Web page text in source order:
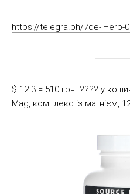
https://telegra.ph/7de-iHerb-
$ 12.3 = 510 грн. ????️ у
Mag, комплекс із магнієм,